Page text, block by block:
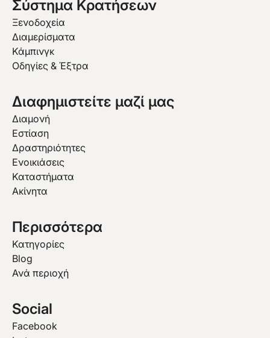
Σύστημα Κρατήσεων
Ξενοδοχεία
Διαμερίσματα
Κάμπινγκ
Οδηγίες & Έξτρα
Διαφημιστείτε μαζί μας
Διαμονή
Εστίαση
Δραστηριότητες
Ενοικιάσεις
Καταστήματα
Ακίνητα
Περισσότερα
Κατηγορίες
Blog
Ανά περιοχή
Social
Facebook